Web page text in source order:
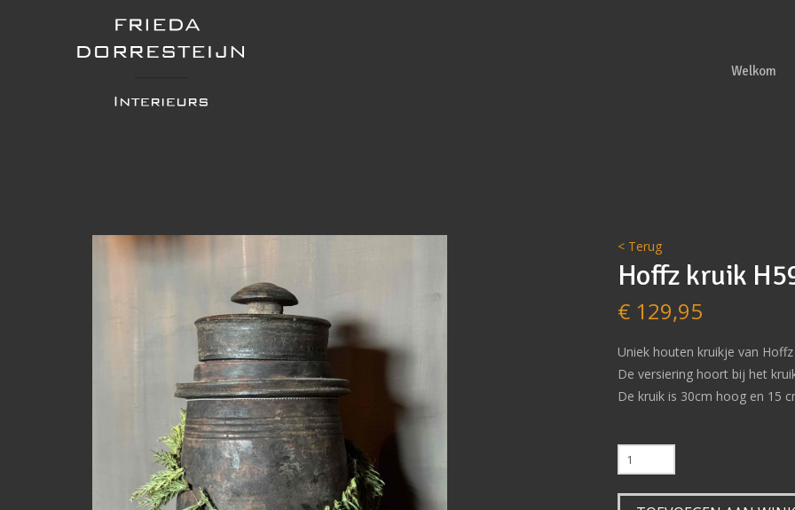
Welkom
< Terug
Hoffz kruik
€129,95
Uniek houten kruikje van Hoffz
De versiering hoort bij het
De kruik is 30cm hoog en 15
Hoffz
kruik
H590